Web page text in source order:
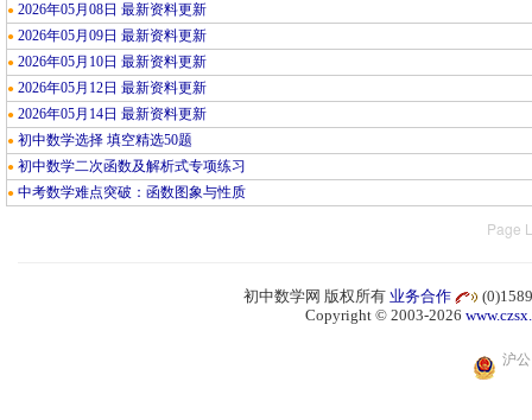
● 2026年05月08日 最新资料更新
● 2026年05月09日 最新资料更新
● 2026年05月10日 最新资料更新
● 2026年05月12日 最新资料更新
● 2026年05月14日 最新资料更新
● 初中数学选择 填空精选50题
● 初中数学二次函数及解析式专项练习
● 中考数学难点突破：函数图象与性质
Page
初中数学网 版权所有 业务合作
Copyright © 2003-2026
沪公